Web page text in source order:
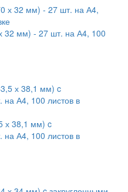
32 мм) - 27 шт. на А4, 100
х 38,1 мм) c
на А4, 100 листов в